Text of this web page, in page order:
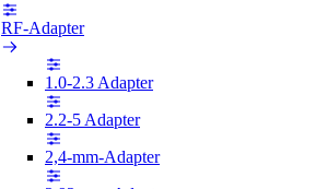
RF-Adapter
1.0-2.3 Adapter
2.2-5 Adapter
2,4-mm-Adapter